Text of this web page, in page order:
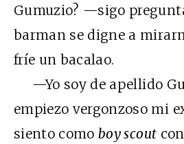
Gumuzio? —sigo
barman se digne a
fríe un bacalao.
—Yo soy de apellido
empiezo vergonzoso mi
siento comoboy scout